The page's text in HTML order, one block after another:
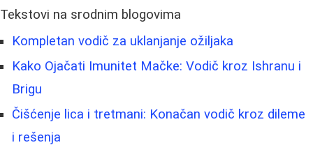
Tekstovi na srodnim blogovima
Kompletan vodič za uklanjanje ožiljaka
Kako Ojačati Imunitet Mačke: Vodič kroz Ishranu i
Brigu
Čišćenje lica i tretmani: Konačan vodič kroz dileme
i rešenja